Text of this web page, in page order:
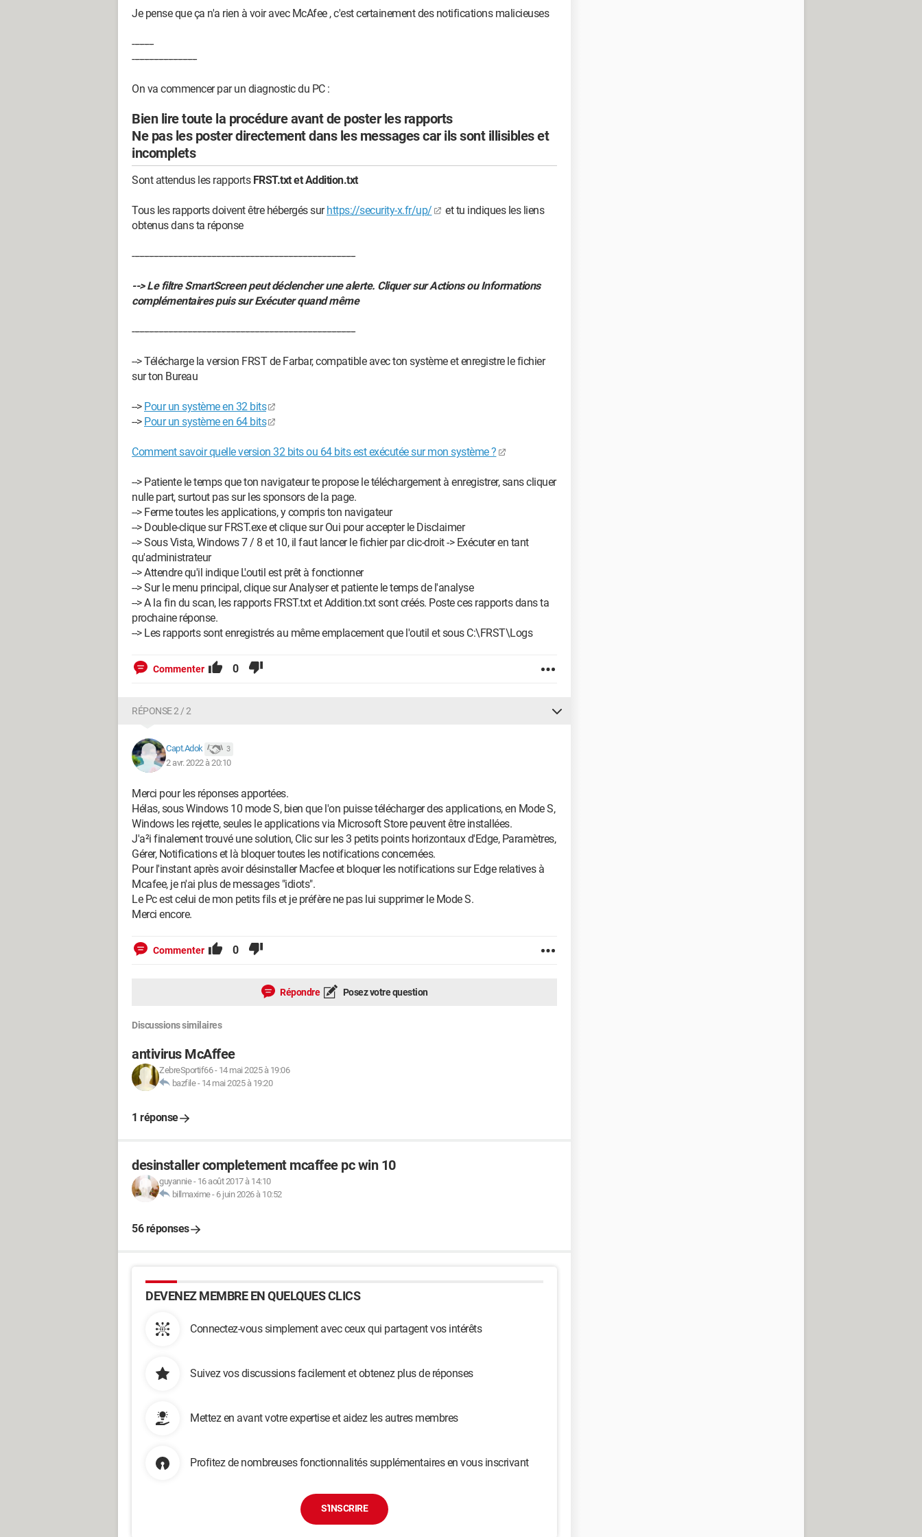
Je pense que ça n'a rien à voir avec McAfee , c'est certainement des notifications malicieuses
---------
---------------------------
On va commencer par un diagnostic du PC :
Bien lire toute la procédure avant de poster les rapports
Ne pas les poster directement dans les messages car ils sont illisibles et
incomplets
Sont attendus les rapports FRST.txt et Addition.txt
Tous les rapports doivent être hébergés surhttps://security-x.fr/up/
et tu indiques les liens
obtenus dans ta réponse
---------------------------------------------------------------------------------------------
--> Le filtre SmartScreen peut déclencher une alerte. Cliquer sur Actions ou Informations
complémentaires puis sur Exécuter quand même
---------------------------------------------------------------------------------------------
--> Télécharge la version FRST de Farbar, compatible avec ton système et enregistre le fichier
sur ton Bureau
--> Pour un système en 32 bits
--> Pour un système en 64 bits
Comment savoir quelle version 32 bits ou 64 bits est exécutée sur mon système ?
--> Patiente le temps que ton navigateur te propose le téléchargement à enregistrer, sans cliquer
nulle part, surtout pas sur les sponsors de la page.
--> Ferme toutes les applications, y compris ton navigateur
--> Double-clique sur FRST.exe et clique sur Oui pour accepter le Disclaimer
--> Sous Vista, Windows 7 / 8 et 10, il faut lancer le fichier par clic-droit -> Exécuter en tant
qu'administrateur
--> Attendre qu'il indique L'outil est prêt à fonctionner
--> Sur le menu principal, clique sur Analyser et patiente le temps de l'analyse
--> A la fin du scan, les rapports FRST.txt et Addition.txt sont créés. Poste ces rapports dans ta
prochaine réponse.
--> Les rapports sont enregistrés au même emplacement que l'outil et sous C:\FRST\Logs
Commenter 0
RÉPONSE 2 / 2
Capt.Adok 3
2 avr. 2022 à 20:10
Merci pour les réponses apportées.
Hélas, sous Windows 10 mode S, bien que l'on puisse télécharger des applications, en Mode S,
Windows les rejette, seules le applications via Microsoft Store peuvent être installées.
J'a²i finalement trouvé une solution, Clic sur les 3 petits points horizontaux d'Edge, Paramètres,
Gérer, Notifications et là bloquer toutes les notifications concernées.
Pour l'instant après avoir désinstaller Macfee et bloquer les notifications sur Edge relatives à
Mcafee, je n'ai plus de messages "idiots".
Le Pc est celui de mon petits fils et je préfère ne pas lui supprimer le Mode S.
Merci encore.
Commenter 0
Répondre Posez votre question
Discussions similaires
antivirus McAffee
ZebreSportif66- 14 mai 2025 à 19:06
bazfile- 14 mai 2025 à 19:20
1 réponse
desinstaller completement mcaffee pc win 10
guyannie- 16 août 2017 à 14:10
billmaxime- 6 juin 2026 à 10:52
56 réponses
DEVENEZ MEMBRE EN QUELQUES CLICS
Connectez-vous simplement avec ceux qui partagent vos intérêts
Suivez vos discussions facilement et obtenez plus de réponses
Mettez en avant votre expertise et aidez les autres membres
Profitez de nombreuses fonctionnalités supplémentaires en vous inscrivant
S'INSCRIRE